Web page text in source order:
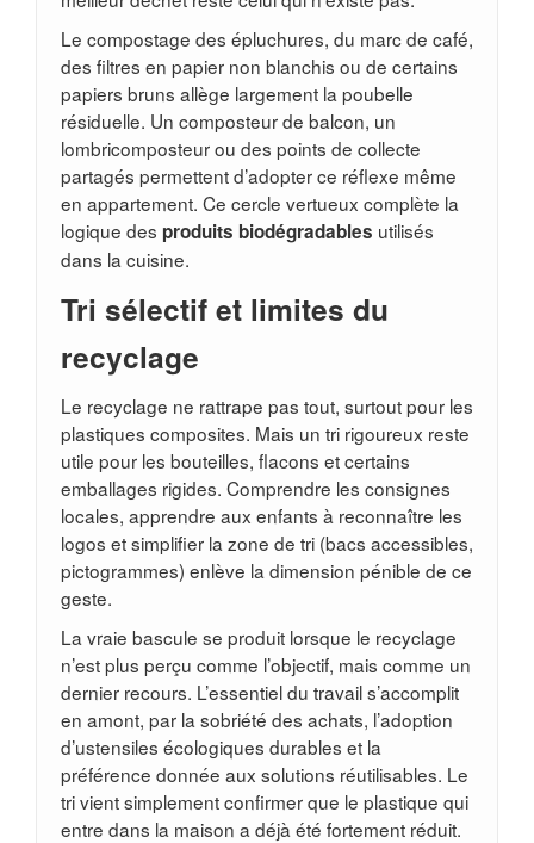
Le compostage des épluchures, du marc de café,
des filtres en papier non blanchis ou de certains
papiers bruns allège largement la poubelle
résiduelle. Un composteur de balcon, un
lombricomposteur ou des points de collecte
partagés permettent d’adopter ce réflexe même
en appartement. Ce cercle vertueux complète la
logique des produits biodégradables utilisés
dans la cuisine.
Tri sélectif et limites du
recyclage
Le recyclage ne rattrape pas tout, surtout pour les
plastiques composites. Mais un tri rigoureux reste
utile pour les bouteilles, flacons et certains
emballages rigides. Comprendre les consignes
locales, apprendre aux enfants à reconnaître les
logos et simplifier la zone de tri (bacs accessibles,
pictogrammes) enlève la dimension pénible de ce
geste.
La vraie bascule se produit lorsque le recyclage
n’est plus perçu comme l’objectif, mais comme un
dernier recours. L’essentiel du travail s’accomplit
en amont, par la sobriété des achats, l’adoption
d’ustensiles écologiques durables et la
préférence donnée aux solutions réutilisables. Le
tri vient simplement confirmer que le plastique qui
entre dans la maison a déjà été fortement réduit.